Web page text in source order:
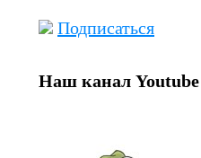
Подписаться
Наш канал Youtube